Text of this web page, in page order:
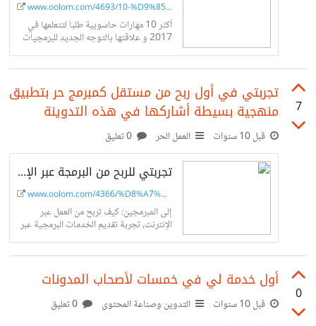
www.oolom.com/4693/10-%D9%85%D...
أكثر 10 مهارات حاسوبية طلباً لتتعلمها في
2017 و علاقتها بالتوجه الجديد للبرمجيات
(البرمجيات كخدمة Software As A
7
تجربتي في أول ربح من مستقل كمبرمج حر بتطبيق
منهجية بسيطة أشاركها في هذه التدوينة
قبل 10 سنوات العمل الحر
تجربتي للربح من البرمجة عبر الإنترنت من موقع مستقل: كيف فُزت بأول مشروع وحصلت على أول ربح
www.oolom.com/4366/%D8%A7%D9%8...
إلى المبرمجين: كيف تربح من العمل عبر
الإنترنت، تجربة تقديم الخدمات البرمجية عبر
موقع مستقل و نصائح لتحقيق الأرباح عبر
0
أول خدمة لي في خمسات لأصحاب المدونات
قبل 10 سنوات التدوين وصناعة المحتوى